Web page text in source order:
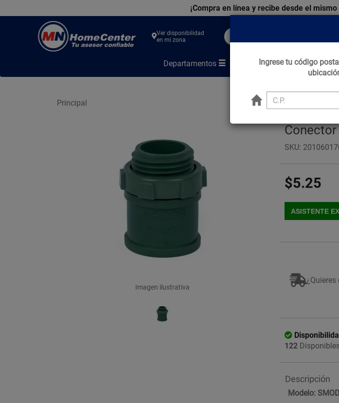
¡Compra en línea y recibe desde el mismo
Center
Ver disponibilidad
en mi zona
Departamentos Marcas Tips que
Principal
Imagen ilustrativa
SKU:
$5.25
ASISTENTE
¿Quieres
122
Descripción
Modelo:
Ingrese tu código